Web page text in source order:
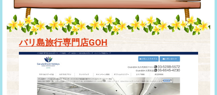
バリ島旅行専門店GOH